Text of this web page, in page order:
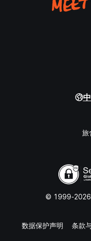
旅
© 1999-
数据保护声明 条款